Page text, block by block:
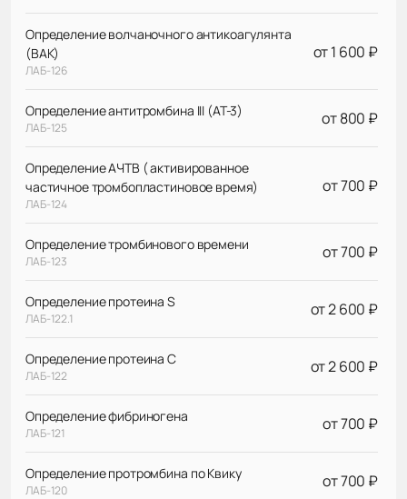
Определение волчаночного антикоагулянта
(ВАК)
ЛАБ-126
от 1 600 ₽
Определение антитромбина III (AT-3)
ЛАБ-125 от 800 ₽
Определение АЧТВ ( активированное
частичное тромбопластиновое время)
ЛАБ-124
от 700 ₽
Определение тромбинового времени
ЛАБ-123 от 700 ₽
Определение протеина S
ЛАБ-122.1 от 2 600 ₽
Определение протеина С
ЛАБ-122 от 2 600 ₽
Определение фибриногена
ЛАБ-121 от 700 ₽
Определение протромбина по Квику
ЛАБ-120 от 700 ₽